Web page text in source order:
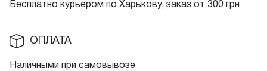
Бесплатно курьером по Харькову, заказ от 300 грн
ОПЛАТА
Наличными при самовывозе